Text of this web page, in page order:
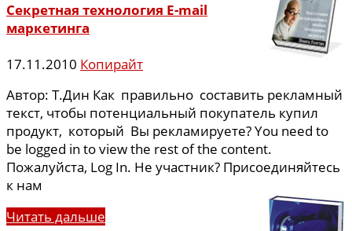
Секретная технология E-mail
маркетинга
17.11.2010 Копирайт
Автор: Т.Дин Как правильно составить рекламный
текст, чтобы потенциальный покупатель купил
продукт, который Вы рекламируете? You need to
be logged in to view the rest of the content.
Пожалуйста, Log In. Не участник? Присоединяйтесь
к нам
Читать дальше